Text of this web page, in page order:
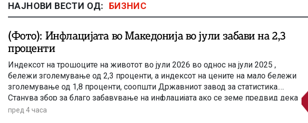
НАЈНОВИ ВЕСТИ ОД: БИЗНИС
(Фото): Инфлацијата во Македонија во јули забави на 2,3
проценти
Индексот на трошоците на животот во јули 2026 во однос на јули 2025 ,
бележи зголемување од 2,3 проценти, а индексот на цените на мало бележи
зголемување од 1,8 проценти, соопшти Државниот завод за статистика.
Станува збор за благо забавување на инфлацијата ако се земе предвид дека
во јуни годишната стапка на инфлација изнесуваше 3,4 проценти.
пред 4 часа